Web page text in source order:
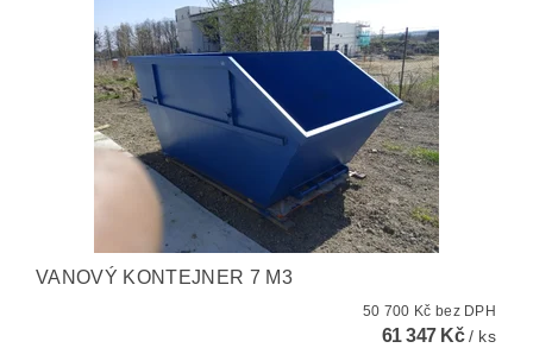
VANOVÝ KONTEJNER 7 M3
50 700 Kč bez DPH
61 347 Kč/ ks